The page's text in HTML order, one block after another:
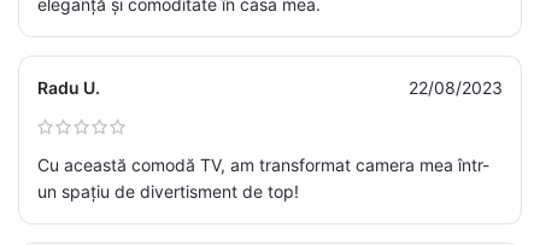
eleganță și comoditate în casa mea.
Radu U. 22/08/2023
Cu această comodă TV, am transformat camera mea într-
un spațiu de divertisment de top!